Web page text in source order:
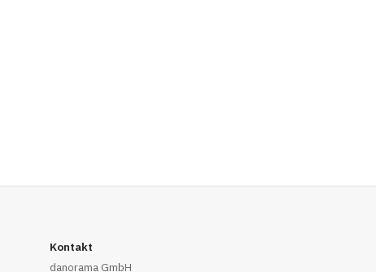
Kontakt
danorama GmbH